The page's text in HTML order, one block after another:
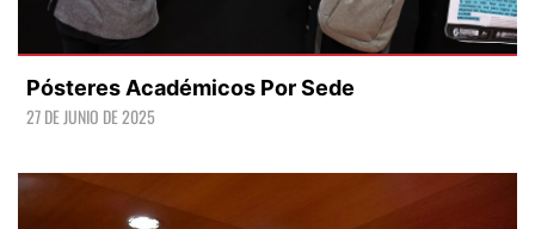
Pósteres Académicos Por Sede
27 DE JUNIO DE 2025